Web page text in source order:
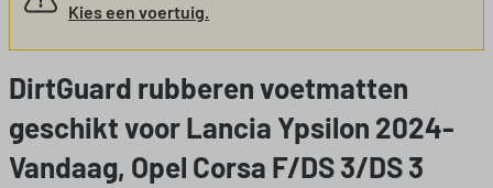
Kies een voertuig.
DirtGuard rubberen voetmatten
geschikt voor Lancia Ypsilon 2024-
Vandaag, Opel Corsa F/DS 3/DS 3